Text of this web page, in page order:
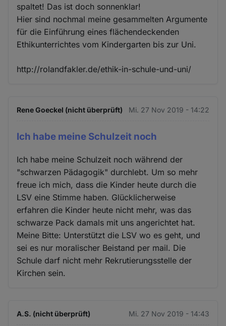
spaltet! Das ist doch sonnenklar!
Hier sind nochmal meine gesammelten Argumente
für die Einführung eines flächendeckenden
Ethikunterrichtes vom Kindergarten bis zur Uni.
http://rolandfakler.de/ethik-in-schule-und-uni/
Rene Goeckel (nicht überprüft) Mi. 27 Nov 2019 - 14:22
Ich habe meine Schulzeit noch
Ich habe meine Schulzeit noch während der
"schwarzen Pädagogik" durchlebt. Um so mehr
freue ich mich, dass die Kinder heute durch die
LSV eine Stimme haben. Glücklicherweise
erfahren die Kinder heute nicht mehr, was das
schwarze Pack damals mit uns angerichtet hat.
Meine Bitte: Unterstützt die LSV wo es geht, und
sei es nur moralischer Beistand per mail. Die
Schule darf nicht mehr Rekrutierungsstelle der
Kirchen sein.
A.S. (nicht überprüft) Mi. 27 Nov 2019 - 14:43